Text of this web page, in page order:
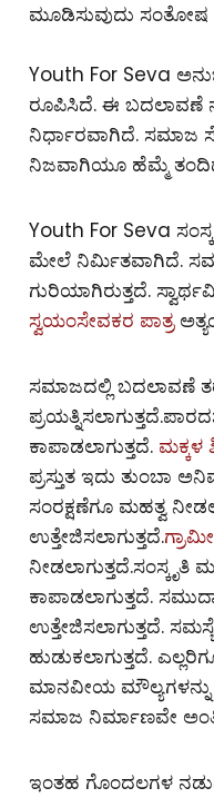
ಮೂಡಿಸುವುದು ಸಂತೋಷ
Youth For Seva
ರೂಪಿಸಿದೆ. ಈ ಬದಲಾವಣೆ
ನಿರ್ಧಾರವಾಗಿದೆ. ಸಮಾಜ
ನಿಜವಾಗಿಯೂ ಹೆಮ್ಮೆ
Youth For Seva
ಮೇಲೆ ನಿರ್ಮಿತವಾಗಿದೆ.
ಗುರಿಯಾಗಿರುತ್ತದೆ.
ಸ್ವಯಂಸೇವಕರ ಪಾತ್ರ
ಸಮಾಜದಲ್ಲಿ ಬದಲಾವಣೆ
ಕಾಪಾಡಲಾಗುತ್ತದೆ. ಮಕ್ಕಳ
ಪ್ರಸ್ತುತ ಇದು ತುಂಬಾ
ಸಂರಕ್ಷಣೆಗೂ ಮಹತ್ವ
ಉತ್ತೇಜಿಸಲಾಗುತ್ತದೆ.
ನೀಡಲಾಗುತ್ತದೆ.ಸಂಸ್ಕೃತಿ
ಕಾಪಾಡಲಾಗುತ್ತದೆ.
ಉತ್ತೇಜಿಸಲಾಗುತ್ತದೆ.
ಹುಡುಕಲಾಗುತ್ತದೆ.
ಮಾನವೀಯ ಮೌಲ್ಯಗಳನ್ನು
ಸಮಾಜ ನಿರ್ಮಾಣವೇ
ಇಂತಹ ಗೊಂದಲಗಳ